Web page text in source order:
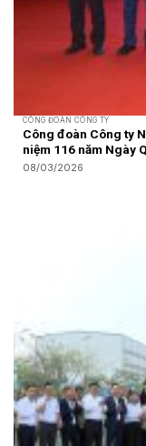
CÔNG ĐOÀN CÔNG TY
Công đoàn Công ty
niệm 116 năm Ngày
08/03/2026